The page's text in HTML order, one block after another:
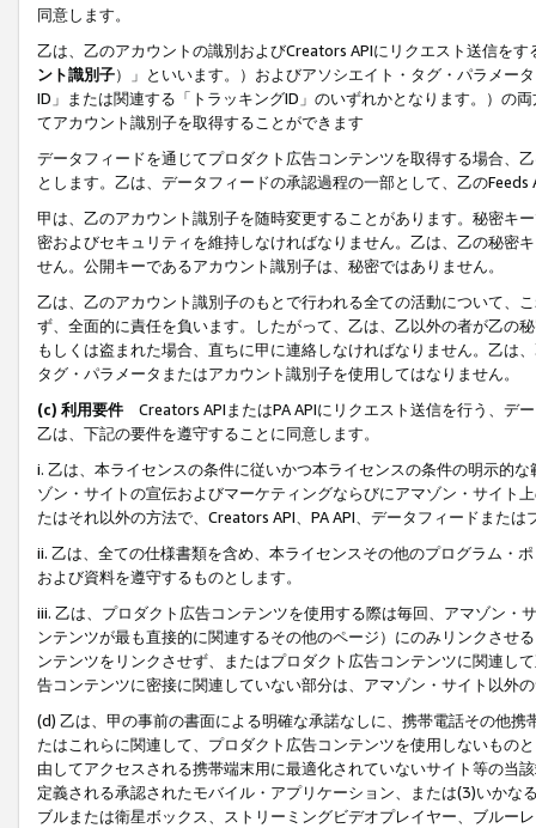
同意します。
乙は、乙のアカウントの識別およびCreators APIにリクエスト送信を
ント識別子）」といいます。）およびアソシエイト・タグ・パラメー
ID」または関連する「トラッキングID」のいずれかとなります。）の
てアカウント識別子を取得することができます
データフィードを通じてプロダクト広告コンテンツを取得する場合、
とします。乙は、データフィードの承認過程の一部として、乙の
甲は、乙のアカウント識別子を随時変更することがあります。秘密キ
密およびセキュリティを維持しなければなりません。乙は、乙の秘密
せん。公開キーであるアカウント識別子は、秘密ではありません。
乙は、乙のアカウント識別子のもとで行われる全ての活動について、
ず、全面的に責任を負います。したがって、乙は、乙以外の者が乙の
もしくは盗まれた場合、直ちに甲に連絡しなければなりません。乙は
タグ・パラメータまたはアカウント識別子を使用してはなりません。
(c) 利用要件 Creators APIまたはPA APIにリクエスト送信を行う、デ
乙は、下記の要件を遵守することに同意します。
i. 乙は、本ライセンスの条件に従いかつ本ライセンスの条件の明示的
ゾン・サイトの宣伝およびマーケティングならびにアマゾン・サイト
たはそれ以外の方法で、Creators API、PA API、データフィードまた
ii. 乙は、全ての仕様書類を含め、本ライセンスその他のプログラム・
および資料を遵守するものとします。
iii. 乙は、プロダクト広告コンテンツを使用する際は毎回、アマゾン
ンテンツが最も直接的に関連するその他のページ）にのみリンクさせ
ンテンツをリンクさせず、またはプロダクト広告コンテンツに関連し
告コンテンツに密接に関連していない部分は、アマゾン・サイト以外
(d) 乙は、甲の事前の書面による明確な承諾なしに、携帯電話その他
たはこれらに関連して、プロダクト広告コンテンツを使用しないもの
由してアクセスされる携帯端末用に最適化されていないサイト等の当
定義される承認されたモバイル・アプリケーション、または(3)いか
ブルまたは衛星ボックス、ストリーミングビデオプレイヤー、ブルー